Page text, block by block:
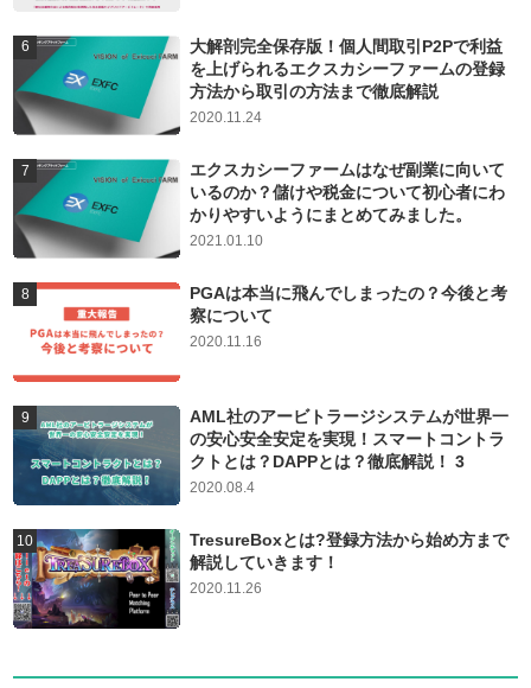
大解剖完全保存版！個人間取引P2Pで利益
を上げられるエクスカシーファームの登録
方法から取引の方法まで徹底解説
2020.11.24
エクスカシーファームはなぜ副業に向いて
いるのか？儲けや税金について初心者にわ
かりやすいようにまとめてみました。
2021.01.10
PGAは本当に飛んでしまったの？今後と考
察について
2020.11.16
AML社のアービトラージシステムが世界一
の安心安全安定を実現！スマートコントラ
クトとは？DAPPとは？徹底解説！ 3
2020.08.4
TresureBoxとは?登録方法から始め方まで
解説していきます！
2020.11.26